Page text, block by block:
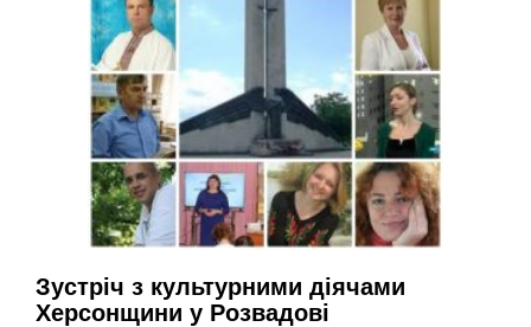
Зустріч з культурними діячами
Херсонщини у Розвадові